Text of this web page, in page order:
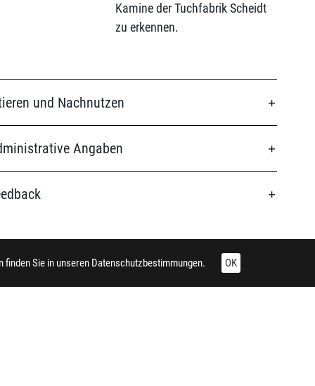
Kamine der Tuchfabrik Scheidt
zu erkennen.
und Nachnutzen
Angaben
finden Sie in unseren Datenschutzbestimmungen. OK